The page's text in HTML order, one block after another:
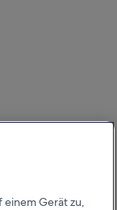
Gerät zu,